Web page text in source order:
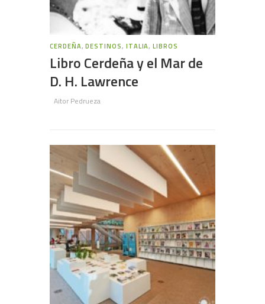
CERDEÑA,DESTINOS, ITALIA,LIBROS
Libro Cerdeña y el Mar de
D. H. Lawrence
Aitor Pedrueza